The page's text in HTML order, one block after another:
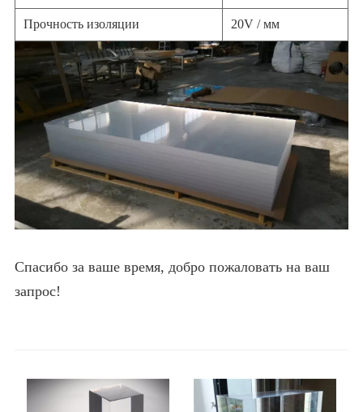
Прочность изоляции 20V / мм
Спасибо за ваше время, добро пожаловать на ваш
запрос!